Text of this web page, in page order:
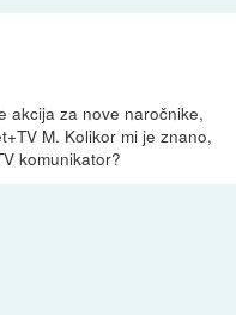
akcija za nove naročnike,
M. Kolikor mi je znano,
komunikator?